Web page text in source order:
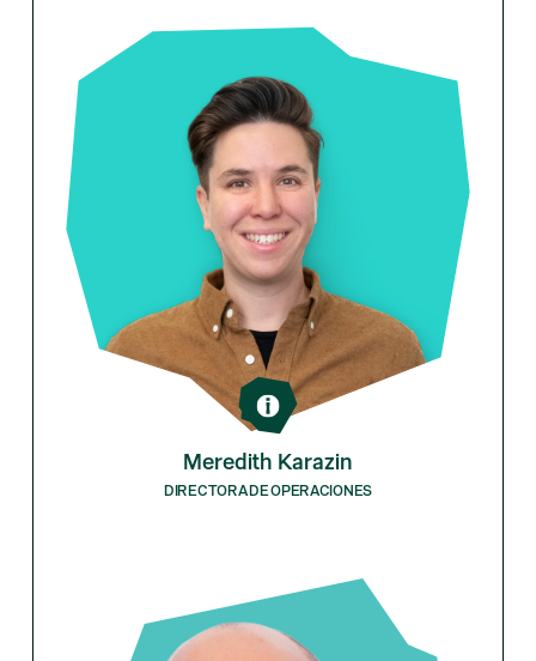
Meredith Karazin
DIRECTORA DE OPERACIONES